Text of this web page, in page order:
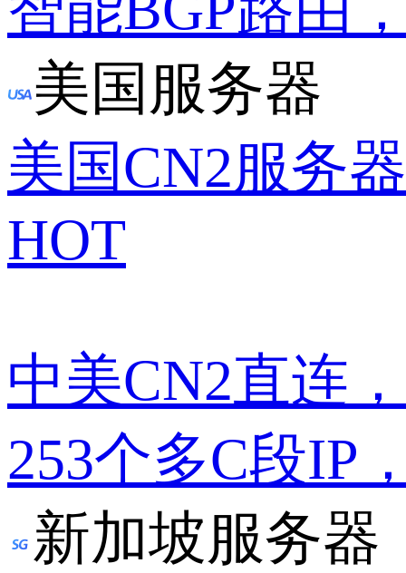
美国服务器
美国CN2服务器
HOT
中美CN2直连
253个多C段IP
新加坡服务器